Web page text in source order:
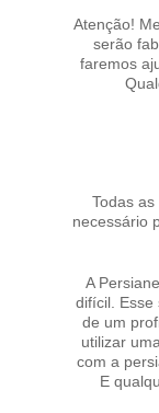
Atenção!
serão
faremos
Todas
necessário
A
difícil. Esse
de um
utilizar
com a
E